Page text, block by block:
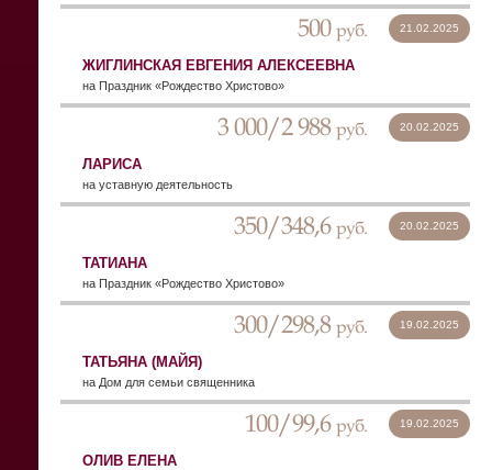
500 руб. 21.02.2025
ЖИГЛИНСКАЯ ЕВГЕНИЯ АЛЕКСЕЕВНА
на Праздник «Рождество Христово»
3 000/2 988 руб. 20.02.2025
ЛАРИСА
на уставную деятельность
350/348,6 руб. 20.02.2025
ТАТИАНА
на Праздник «Рождество Христово»
300/298,8 руб. 19.02.2025
ТАТЬЯНА (МАЙЯ)
на Дом для семьи священника
100/99,6 руб. 19.02.2025
ОЛИВ ЕЛЕНА